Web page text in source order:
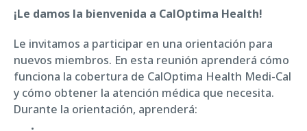
¡Le damos la bienvenida a CalOptima Health!
Le invitamos a participar en una orientación para
nuevos miembros. En esta reunión aprenderá cómo
funciona la cobertura de CalOptima Health Medi-Cal
y cómo obtener la atención médica que necesita.
Durante la orientación, aprenderá: